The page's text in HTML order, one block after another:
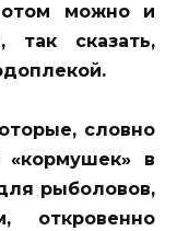
можно и
так сказать,
словно
в
рыболовов,
откровенно